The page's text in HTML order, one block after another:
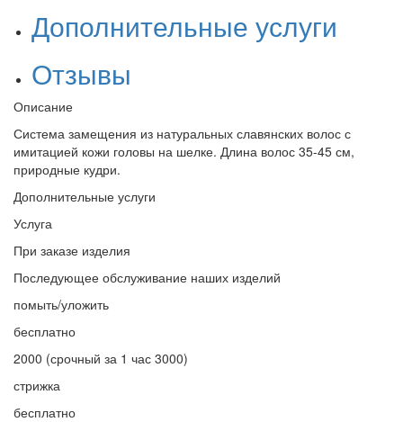
Дополнительные услуги
Отзывы
Описание
Система замещения из натуральных славянских волос с
имитацией кожи головы на шелке. Длина волос 35-45 см,
природные кудри.
Дополнительные услуги
Услуга
При заказе изделия
Последующее обслуживание наших изделий
помыть/уложить
бесплатно
2000 (срочный за 1 час 3000)
стрижка
бесплатно